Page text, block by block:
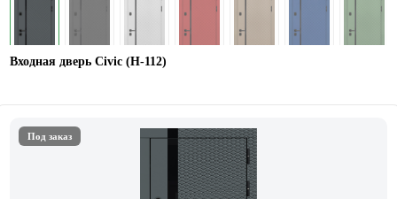
Входная дверь Civic (Н-112)
Под заказ